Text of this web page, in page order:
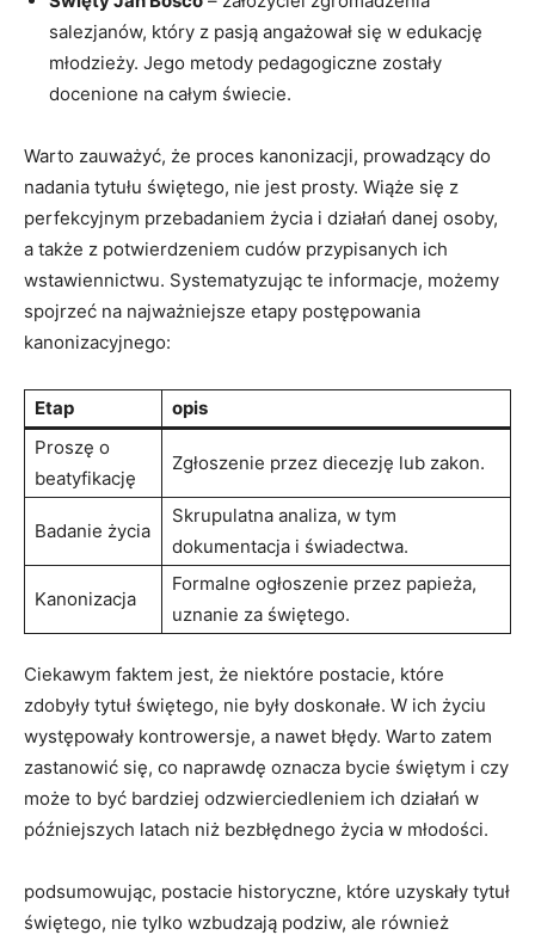
salezjanów, który z pasją angażował się w edukację
młodzieży. Jego metody pedagogiczne zostały
docenione na całym ​świecie.
Warto⁢ zauważyć,‌ że proces kanonizacji, prowadzący do ​
nadania​ tytułu ⁤świętego,‍ nie ‌jest prosty. Wiąże się z
perfekcyjnym przebadaniem życia ‍i ⁣działań danej osoby,
a także z ‍potwierdzeniem cudów przypisanych ich
wstawiennictwu. Systematyzując te informacje, możemy
spojrzeć na‍ najważniejsze etapy postępowania
kanonizacyjnego:
Etap
opis
Proszę o
beatyfikację
Zgłoszenie przez diecezję ⁢lub zakon.
Badanie życia
Skrupulatna analiza,​ w tym
dokumentacja i świadectwa.
Kanonizacja
Formalne ogłoszenie przez​ papieża,
uznanie za świętego.
Ciekawym ⁢faktem jest, że niektóre postacie, które
zdobyły tytuł świętego, nie były doskonałe. W ich życiu
występowały kontrowersje, a nawet⁤ błędy. ‌Warto zatem
zastanowić ⁤się, co naprawdę oznacza bycie świętym i czy
może to być ‌bardziej‌ odzwierciedleniem ich ⁢działań w
późniejszych latach niż bezbłędnego życia w młodości.
podsumowując, postacie ‍historyczne, które⁤ uzyskały tytuł
świętego, nie tylko wzbudzają podziw, ale również